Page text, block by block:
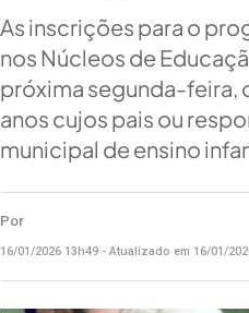
As inscrições para o
nos Núcleos de
próxima segunda-feira,
anos cujos pais ou
municipal de ensino
Por
16/01/2026 13h49 - Atualizado em 16/01/